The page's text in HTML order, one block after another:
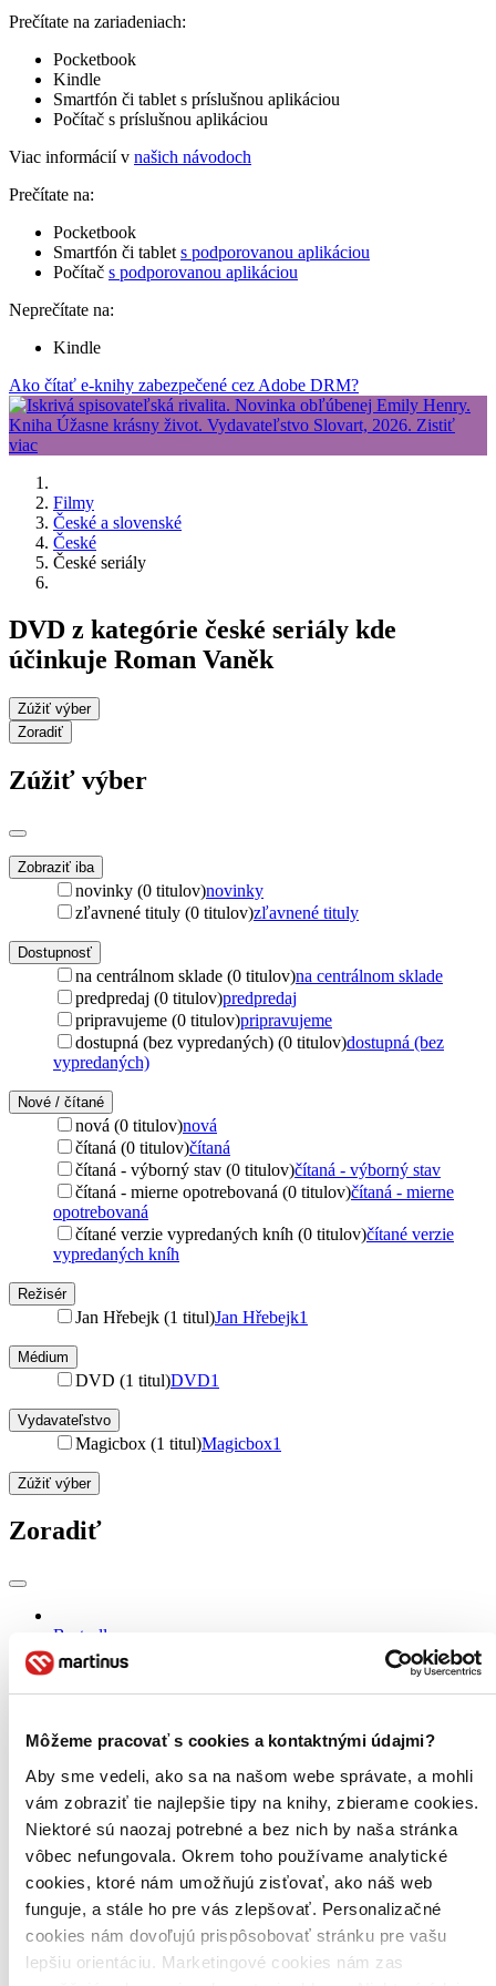
Môžeme pracovať s cookies a kontaktnými údajmi?
Aby sme vedeli, ako sa na našom webe správate, a mohli
vám zobraziť tie najlepšie tipy na knihy, zbierame cookies.
Niektoré sú naozaj potrebné a bez nich by naša stránka
vôbec nefungovala. Okrem toho používame analytické
cookies, ktoré nám umožňujú zisťovať, ako náš web
funguje, a stále ho pre vás zlepšovať. Personalizačné
cookies nám dovoľujú prispôsobovať stránku pre vašu
lepšiu orientáciu. Marketingové cookies nám zas
Prečítate na zariadeniach:
Pocketbook
Kindle
Smartfón či tablet s príslušnou aplikáciou
Počítač s príslušnou aplikáciou
Viac informácií v našich návodoch
Prečítate na:
Pocketbook
Smartfón či tablet s podporovanou aplikáciou
Počítač s podporovanou aplikáciou
Neprečítate na:
Kindle
Ako čítať e-knihy zabezpečené cez Adobe DRM?
Filmy
České a slovenské
České
České seriály
DVD z kategórie české seriály kde
účinkuje Roman Vaněk
Zúžiť výber
Zoradiť
Zúžiť výber
Zobraziť iba
novinky (0 titulov)novinky
zľavnené tituly (0 titulov)zľavnené tituly
Dostupnosť
na centrálnom sklade (0 titulov)na centrálnom sklade
predpredaj (0 titulov)predpredaj
pripravujeme (0 titulov)pripravujeme
dostupná (bez vypredaných) (0 titulov)dostupná (bez
vypredaných)
Nové / čítané
nová (0 titulov)nová
čítaná (0 titulov)čítaná
čítaná - výborný stav (0 titulov)čítaná - výborný stav
čítaná - mierne opotrebovaná (0 titulov)čítaná - mierne
opotrebovaná
čítané verzie vypredaných kníh (0 titulov)čítané verzie
vypredaných kníh
Režisér
Jan Hřebejk (1 titul)Jan Hřebejk1
Médium
DVD (1 titul)DVD1
Vydavateľstvo
Magicbox (1 titul)Magicbox1
Zúžiť výber
Zoradiť
Bestsellery
Top hodnotené
Novinky
Najdrahšie
Najvyššia zľava
Použité filtre
Zrušiť filtre
Účinkuje Roman Vaněk